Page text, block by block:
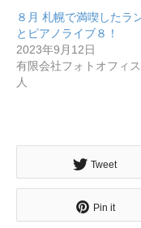
北海道最強のビジネ
ンラインアジト】
８月 札幌で満喫したラ
とピアノライブ８！
2023年9月12日
有限会社フォトオフィ
人
Tweet
Pin it